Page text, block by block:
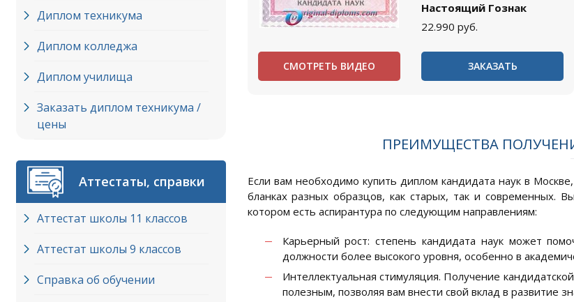
Диплом техникума
Диплом колледжа
Диплом училища
Заказать диплом техникума /
цены
Аттестаты, справки
Аттестат школы 11 классов
Аттестат школы 9 классов
Справка об обучении
Настоящий Гознак
22.990 руб.
СМОТРЕТЬ ВИДЕО ЗАКАЗАТЬ
ПРЕИМУЩЕСТВА
Если вам необходимо купить диплом кандидата наук в
бланках разных образцов, как старых, так и
котором есть аспирантура по следующим направлениям:
Карьерный рост: степень кандидата наук может
должности более высокого уровня, особенно в
Интеллектуальная стимуляция. Получение
полезным, позволяя вам внести свой вклад в развитие